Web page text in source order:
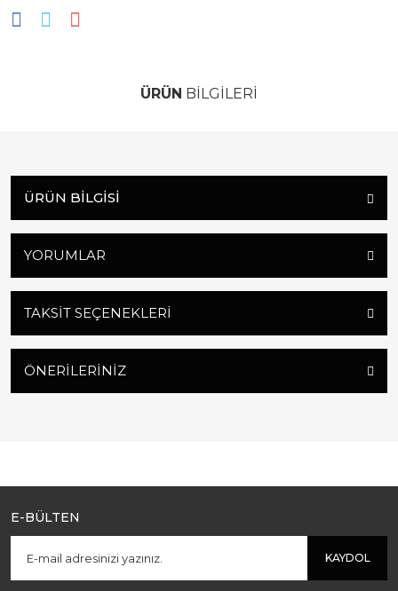
ÜRÜN BİLGİLERİ
ÜRÜN BILGISI
YORUMLAR
TAKSIT SEÇENEKLERI
ÖNERILERINIZ
E-BÜLTEN
KAYDOL